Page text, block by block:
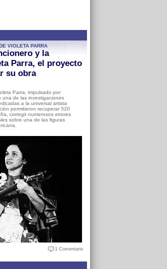
VIOLETA PARRA
y la
Parra, el proyecto
su obra
Parra, impulsado por
una de las investigaciones
a la universal artista
permitieron recuperar 520
corregir numerosos errores
sobre una de las figuras
1 Comentario